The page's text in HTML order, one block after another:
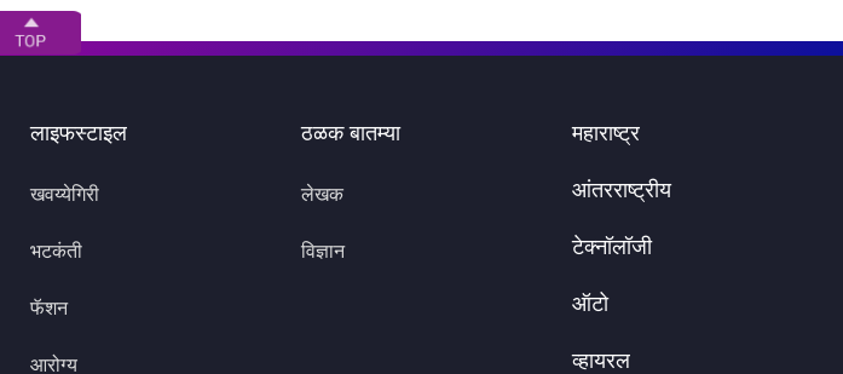
लाइफस्टाइल
खवय्येगिरी
भटकंती
फॅशन
आरोग्य
ठळक बातम्या
लेखक
विज्ञान
महाराष्ट्र
आंतरराष्ट्रीय
टेक्नॉलॉजी
ऑटो
व्हायरल